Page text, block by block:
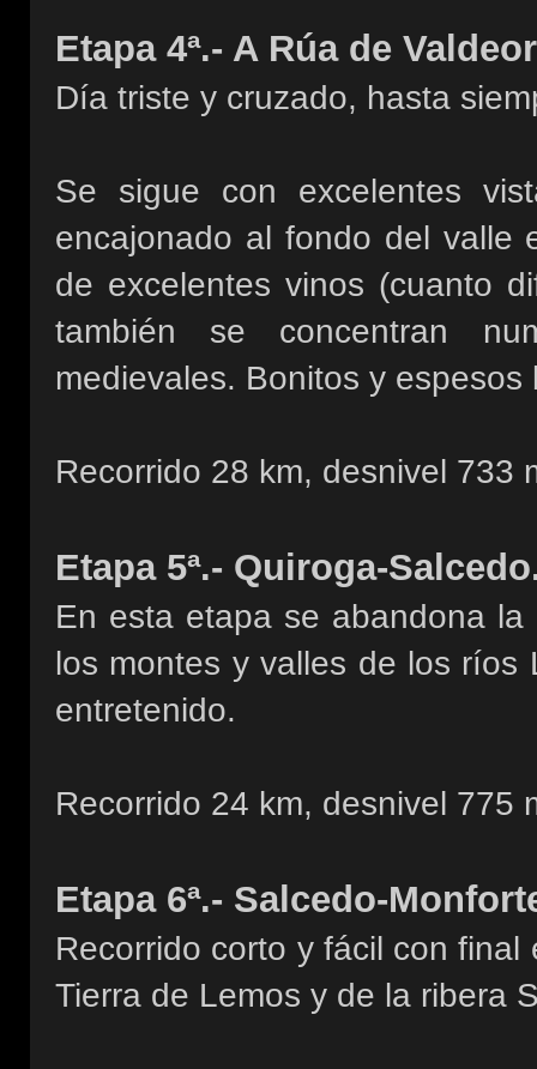
Etapa 4ª.- A Rúa de
Día triste y cruzado, hasta
Se sigue con excelentes
encajonado al fondo del valle
de excelentes vinos (cuanto
también se concentran
medievales. Bonitos y espesos
Recorrido 28 km, desnivel 733
Etapa 5ª.- Quiroga-
En esta etapa se abandona
los montes y valles de los ríos
entretenido.
Recorrido 24 km, desnivel 775
Etapa 6ª.- Salcedo-
Recorrido corto y fácil con
Tierra de Lemos y de la ribera